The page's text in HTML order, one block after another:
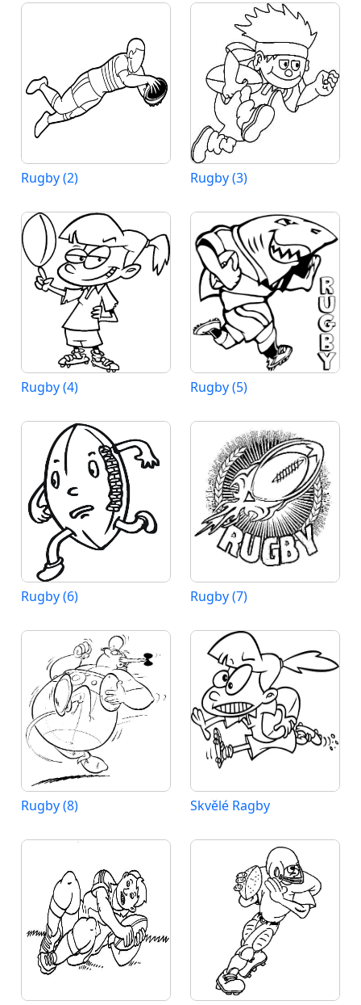
Rugby (2) Rugby (3)
Rugby (4) Rugby (5)
Rugby (6) Rugby (7)
Rugby (8) Skvělé Ragby